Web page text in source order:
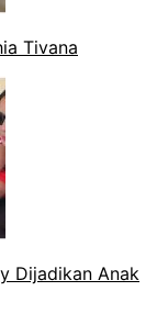
Tivana
Dijadikan Anak